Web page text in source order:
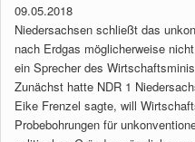
09.05.2018
Niedersachsen schließt das
nach Erdgas möglicherweise
ein Sprecher des
Zunächst hatte NDR 1
Eike Frenzel sagte, will
Probebohrungen für